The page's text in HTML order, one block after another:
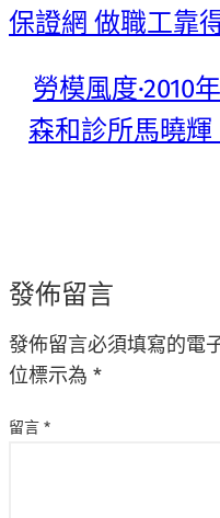
保證網 做職工靠
勞模風度·2010
森和診所馬曉
發佈留言
發佈留言必須填寫的電
位標示為 *
留言 *